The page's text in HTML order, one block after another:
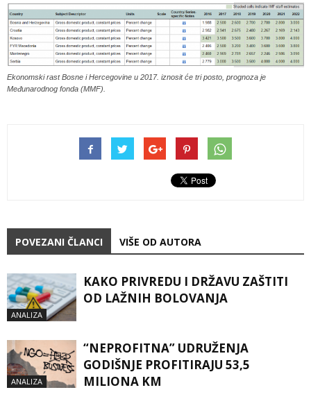
Ekonomski rast Bosne i Hercegovine u 2017. iznosit će tri posto, prognoza je
Međunarodnog fonda (MMF).
POVEZANI ČLANCI VIŠE OD AUTORA
ANALIZA
KAKO PRIVREDU I DRŽAVU ZAŠTITI
OD LAŽNIH BOLOVANJA
ANALIZA
“NEPROFITNA” UDRUŽENJA
GODIŠNJE PROFITIRAJU 53,5
MILIONA KM